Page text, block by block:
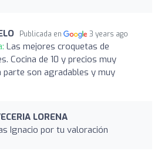
Publicada en 3 years ago
Las mejores croquetas de
Cocina de 10 y precios muy
son agradables y muy
LORENA
Ignacio por tu valoración